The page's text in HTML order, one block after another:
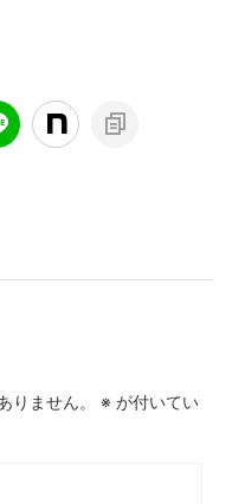
りません。 ※ が付いてい